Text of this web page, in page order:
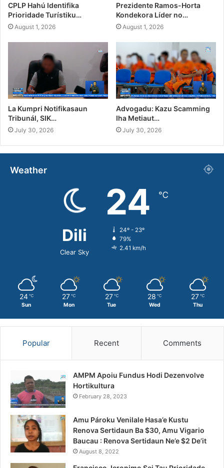
CPLP Hahú Identifika
Prioridade Turístiku…
August 1, 2026
Prezidente Ramos-Horta
Kondekora Líder no…
August 1, 2026
La Kumpri Notifikasaun
Tribunál, SIK…
July 30, 2026
Advogadu: Kazu Scamming
Iha Metiaut…
July 30, 2026
Weather
Dili
Clear Sky
24 ℃
24º - 23º
79%
2.41 km/h
24 ℃
Sun
27 ℃
Mon
27 ℃
Tue
28 ℃
Wed
27 ℃
Thu
Popular Recent Comments
AMPM Apoiu Fundus Hodi Dezenvolve
Hortikultura
February 28, 2023
Amu Pároku Venilale Hasa’e Kustu
Renova Sertidaun Ba $30, Amu Vigario
Baucau : Renova Sertidaun Ne’e $2 De’it
August 8, 2022